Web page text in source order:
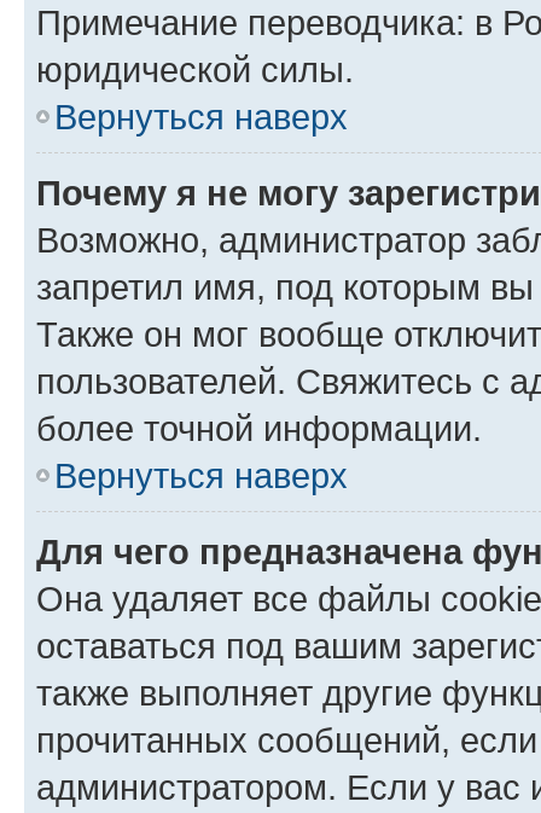
Примечание переводчика: в
юридической силы.
Вернуться наверх
Почему я не могу
Возможно, администратор
запретил имя, под которым вы
Также он мог вообще
пользователей. Свяжитесь с
более точной информации.
Вернуться наверх
Для чего предназначена
Она удаляет все файлы
оставаться под вашим
также выполняет другие
прочитанных сообщений,
администратором. Если у